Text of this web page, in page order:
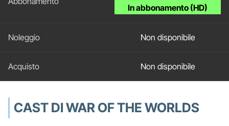
In abbonamento (HD)
Non disponibile
Non disponibile
CAST DI WAR OF THE WORLDS